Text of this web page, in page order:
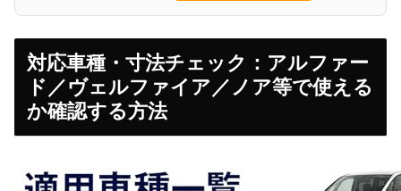
対応車種・寸法チェック：アルファー
ド／ヴェルファイア／ノア等で使える
か確認する方法